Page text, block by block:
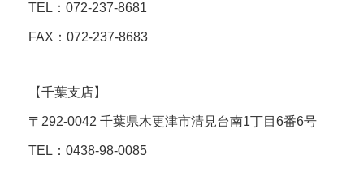
TEL：072-237-8681
FAX：072-237-8683
【千葉支店】
〒292-0042 千葉県木更津市清見台南1丁目6番6号
TEL：0438-98-0085